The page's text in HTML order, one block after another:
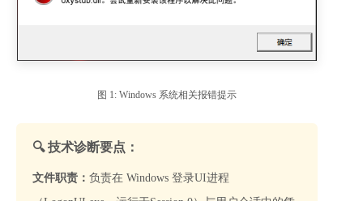
图 1: Windows 系统相关报错提示
🔍 技术诊断要点：
文件职责： 负责在 Windows 登录UI进程